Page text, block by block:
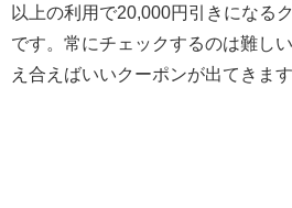
以上の利用で20,000円引きになる
です。常にチェックするのは難し
え合えばいいクーポンが出てきます